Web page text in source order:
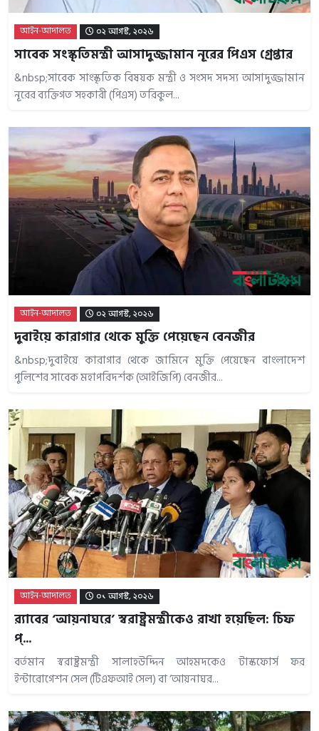
আইন-আদালত ০২ আগস্ট, ২০২৬
সাবেক সংস্কৃতিমন্ত্রী আসাদুজ্জামান নূরের পিএস গ্রেপ্তার
&nbsp;সাবেক সাংস্কৃতিক বিষয়ক মন্ত্রী ও সংসদ সদস্য আসাদুজ্জামান
নূরের ব্যক্তিগত সহকারী (পিএস) তরিকুল...
আইন-আদালত ০২ আগস্ট, ২০২৬
দুবাইয়ে কারাগার থেকে মুক্তি পেয়েছেন বেনজীর
&nbsp;দুবাইয়ে কারাগার থেকে জামিনে মুক্তি পেয়েছেন বাংলাদেশ
পুলিশের সাবেক মহাপরিদর্শক (আইজিপি) বেনজীর...
আইন-আদালত ০১ আগস্ট, ২০২৬
র‌্যাবের ‘আয়নাঘরে’ স্বরাষ্ট্রমন্ত্রীকেও রাখা হয়েছিল: চিফ
প্...
বর্তমান স্বরাষ্ট্রমন্ত্রী সালাহউদ্দিন আহমদকেও টাস্কফোর্স ফর
ইন্টারোগেশন সেল (টিএফআই সেল) বা ‘আয়নাঘর...